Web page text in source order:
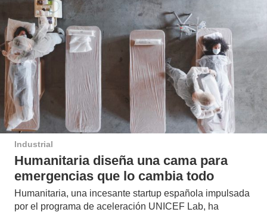
Industrial
Humanitaria diseña una cama para
emergencias que lo cambia todo
Humanitaria, una incesante startup española impulsada
por el programa de aceleración UNICEF Lab, ha